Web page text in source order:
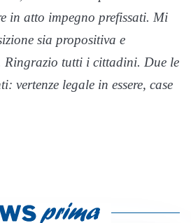
in atto impegno prefissati. Mi
sia propositiva e
Ringrazio tutti i cittadini. Due le
vertenze legale in essere, case